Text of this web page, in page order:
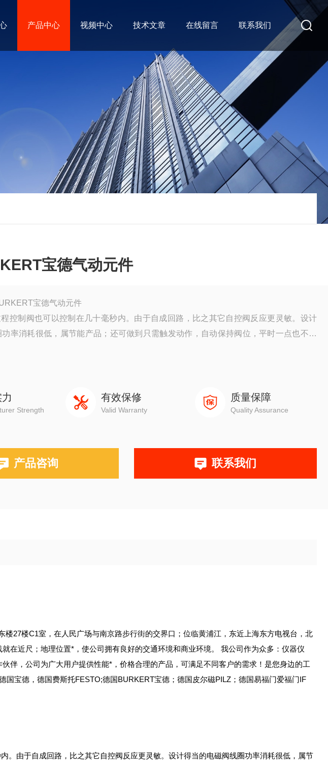
产品中心 视频中心 技术文章 在线留言 联系我们
宝德气动元件
宝德气动元件
控制阀也可以控制在几十毫秒内。由于自成回路，比之其它自控阀反应更灵敏。设计
率消耗很低，属节能产品；还可做到只需触发动作，自动保持阀位，平时一点也不耗
受到一定限制。
Strength
有效保修
Valid Warranty
质量保障
Quality Assurance
产品咨询 联系我们
楼27楼C1室，在人民广场与南京路步行街的交界口；位临黄浦江，东近上海东方电视台，北
在近尺；地理位置*，使公司拥有良好的交通环境和商业环境。 我公司作为众多：仪器仪
伴，公司为广大用户提供性能*，价格合理的产品，可满足不同客户的需求！是您身边的工
国宝德，德国费斯托FESTO;德国BURKERT宝德；德国皮尔磁PILZ；德国易福门爱福门IF
。由于自成回路，比之其它自控阀反应更灵敏。设计得当的电磁阀线圈功率消耗很低，属节